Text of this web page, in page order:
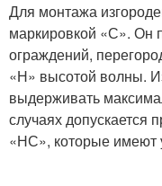
Для монтажа
маркировкой «С». Он
ограждений,
«Н» высотой волны.
выдерживать
случаях допускается
«НС», которые имеют